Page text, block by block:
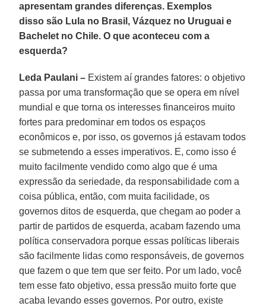
apresentam grandes diferenças. Exemplos
disso são Lula no Brasil, Vázquez no Uruguai e
Bachelet no Chile. O que aconteceu com a
esquerda?
Leda Paulani – Existem aí grandes fatores: o objetivo
passa por uma transformação que se opera em nível
mundial e que torna os interesses financeiros muito
fortes para predominar em todos os espaços
econômicos e, por isso, os governos já estavam todos
se submetendo a esses imperativos. E, como isso é
muito facilmente vendido como algo que é uma
expressão da seriedade, da responsabilidade com a
coisa pública, então, com muita facilidade, os
governos ditos de esquerda, que chegam ao poder a
partir de partidos de esquerda, acabam fazendo uma
política conservadora porque essas políticas liberais
são facilmente lidas como responsáveis, de governos
que fazem o que tem que ser feito. Por um lado, você
tem esse fato objetivo, essa pressão muito forte que
acaba levando esses governos. Por outro, existe